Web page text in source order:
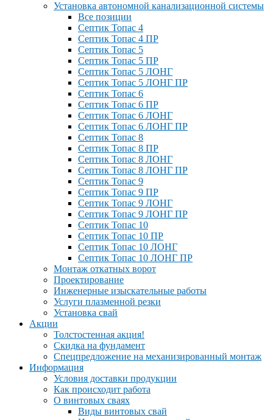
Установка автономной канализационной системы
Все позиции
Септик Топас 4
Септик Топас 4 ПР
Септик Топас 5
Септик Топас 5 ПР
Септик Топас 5 ЛОНГ
Септик Топас 5 ЛОНГ ПР
Септик Топас 6
Септик Топас 6 ПР
Септик Топас 6 ЛОНГ
Септик Топас 6 ЛОНГ ПР
Септик Топас 8
Септик Топас 8 ПР
Септик Топас 8 ЛОНГ
Септик Топас 8 ЛОНГ ПР
Септик Топас 9
Септик Топас 9 ПР
Септик Топас 9 ЛОНГ
Септик Топас 9 ЛОНГ ПР
Септик Топас 10
Септик Топас 10 ПР
Септик Топас 10 ЛОНГ
Септик Топас 10 ЛОНГ ПР
Монтаж откатных ворот
Проектирование
Инженерные изыскательные работы
Услуги плазменной резки
Установка свай
Акции
Толстостенная акция!
Скидка на фундамент
Спецпредложение на механизированный монтаж
Информация
Условия доставки продукции
Как происходит работа
О винтовых сваях
Виды винтовых свай